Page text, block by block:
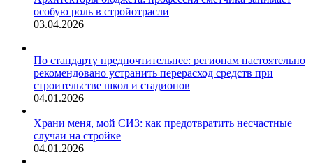
особую роль в стройотрасли
03.04.2026
По стандарту предпочтительнее: регионам настоятельно
рекомендовано устранить перерасход средств при
строительстве школ и стадионов
04.01.2026
Храни меня, мой СИЗ: как предотвратить несчастные
случаи на стройке
04.01.2026